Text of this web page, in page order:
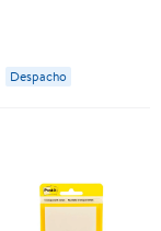
36 Un Lysol
Despacho